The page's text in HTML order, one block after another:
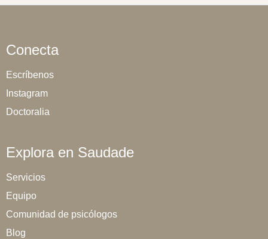
Conecta
Escríbenos
Instagram
Doctoralia
Explora en Saudade
Servicios
Equipo
Comunidad de psicólogos
Blog